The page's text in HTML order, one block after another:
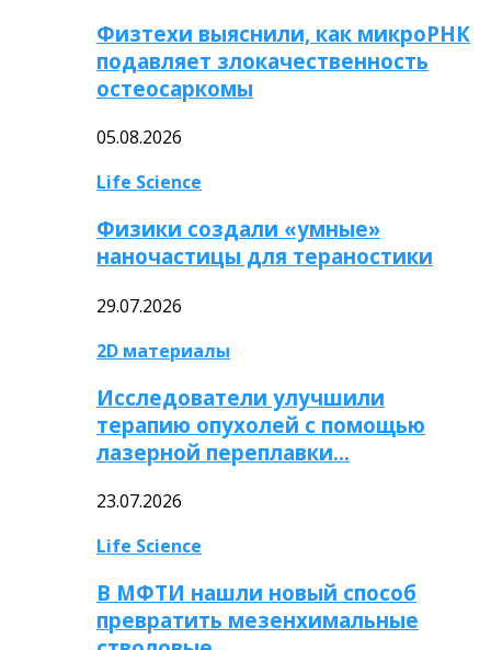
Физтехи выяснили, как микроРНК
подавляет злокачественность
остеосаркомы
05.08.2026
Life Science
Физики создали «умные»
наночастицы для тераностики
29.07.2026
2D материалы
Исследователи улучшили
терапию опухолей с помощью
лазерной переплавки…
23.07.2026
Life Science
В МФТИ нашли новый способ
превратить мезенхимальные